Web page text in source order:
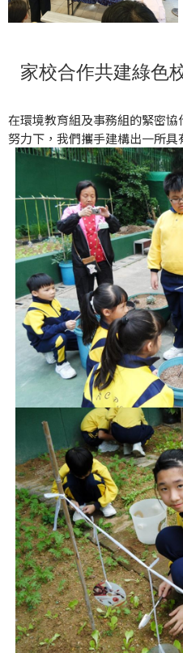
家校合作共建綠色
在環境教育組及事務組的緊密
努力下，我們攜手建構出一所具